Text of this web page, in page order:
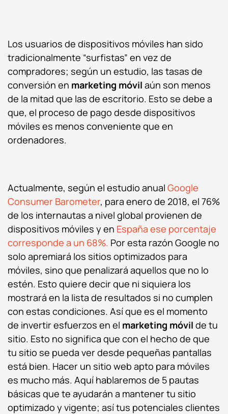
Los usuarios de dispositivos móviles han sido
tradicionalmente “surfistas” en vez de
compradores; según un estudio, las tasas de
conversión en marketing móvil aún son menos
de la mitad que las de escritorio. Esto se debe a
que, el proceso de pago desde dispositivos
móviles es menos conveniente que en
ordenadores.
Actualmente, según el estudio anual Google
Consumer Barometer, para enero de 2018, el 76%
de los internautas a nivel global provienen de
dispositivos móviles y en España ese porcentaje
corresponde a un 68%. Por esta razón Google no
solo apremiará los sitios optimizados para
móviles, sino que penalizará aquellos que no lo
estén. Esto quiere decir que ni siquiera los
mostrará en la lista de resultados si no cumplen
con estas condiciones. Así que es el momento
de invertir esfuerzos en el marketing móvil de tu
sitio. Esto no significa que con el hecho de que
tu sitio se pueda ver desde pequeñas pantallas
está bien. Hacer un sitio web apto para móviles
es mucho más. Aquí hablaremos de 5 pautas
básicas que te ayudarán a mantener tu sitio
optimizado y vigente; así tus potenciales clientes